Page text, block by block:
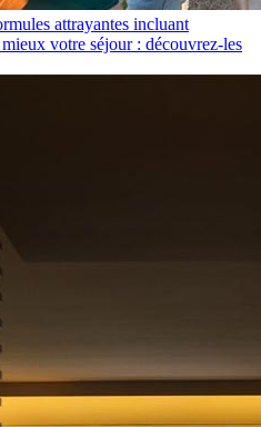
attrayantes incluant
votre séjour : découvrez-les